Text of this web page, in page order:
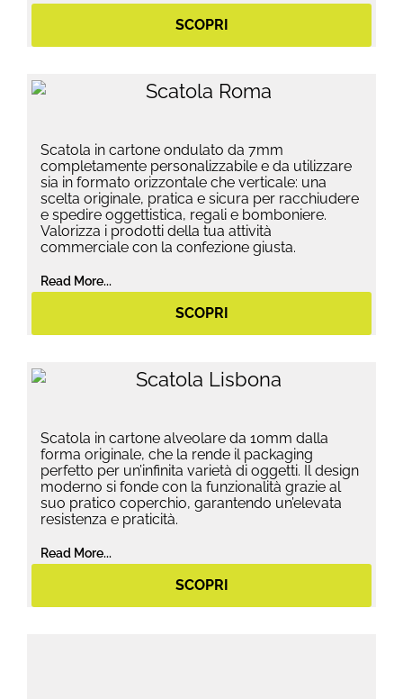
SCOPRI
Scatola in cartone ondulato da 7mm
completamente personalizzabile e da utilizzare
sia in formato orizzontale che verticale: una
scelta originale, pratica e sicura per racchiudere
e spedire oggettistica, regali e bomboniere.
Valorizza i prodotti della tua attività
commerciale con la confezione giusta.
Read More...
SCOPRI
Scatola in cartone alveolare da 10mm dalla
forma originale, che la rende il packaging
perfetto per un’infinita varietà di oggetti. Il design
moderno si fonde con la funzionalità grazie al
suo pratico coperchio, garantendo un’elevata
resistenza e praticità.
Read More...
SCOPRI